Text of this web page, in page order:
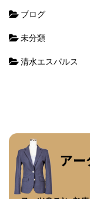
ブログ
未分類
清水エスパルス